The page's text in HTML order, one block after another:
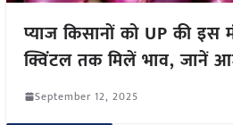
प्याज किसानों को UP की
क्विंटल तक मिलें भाव, जानें
September 12, 2025